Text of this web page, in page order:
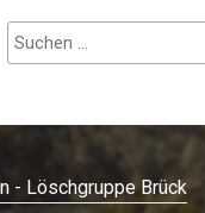
Suchen
nach:
- Löschgruppe Brück